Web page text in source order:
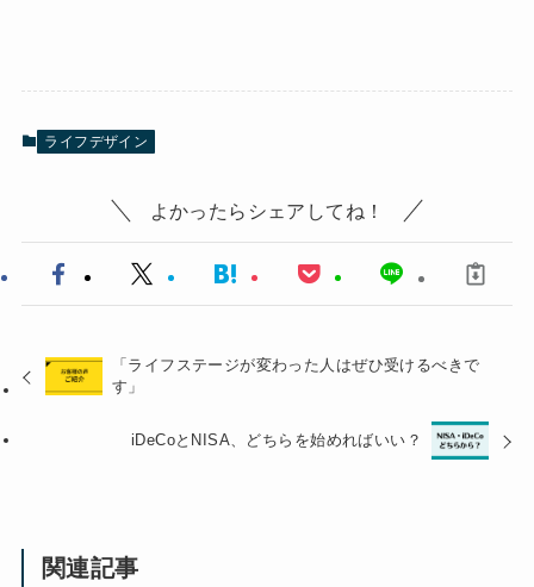
ライフデザイン
よかったらシェアしてね！
「ライフステージが変わった人はぜひ受けるべきで
す」
iDeCoとNISA、どちらを始めればいい？
関連記事